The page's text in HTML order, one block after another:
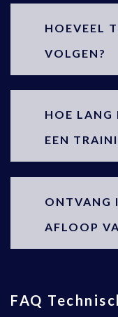
HOEVEEL
VOLGEN?
HOE LANG
EEN
ONTVANG
AFLOOP
FAQ